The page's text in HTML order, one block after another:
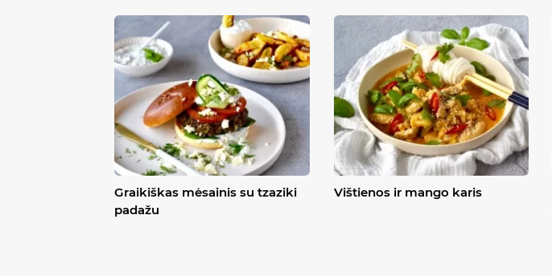
Graikiškas mėsainis su tzaziki
padažu
Vištienos ir mango karis